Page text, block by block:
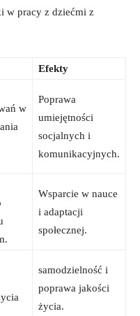
w pracy z dziećmi z
Efekty
w
Poprawa
umiejętności
socjalnych i
komunikacyjnych.
Wsparcie w nauce
i adaptacji
społecznej.
samodzielność i
poprawa jakości
życia.